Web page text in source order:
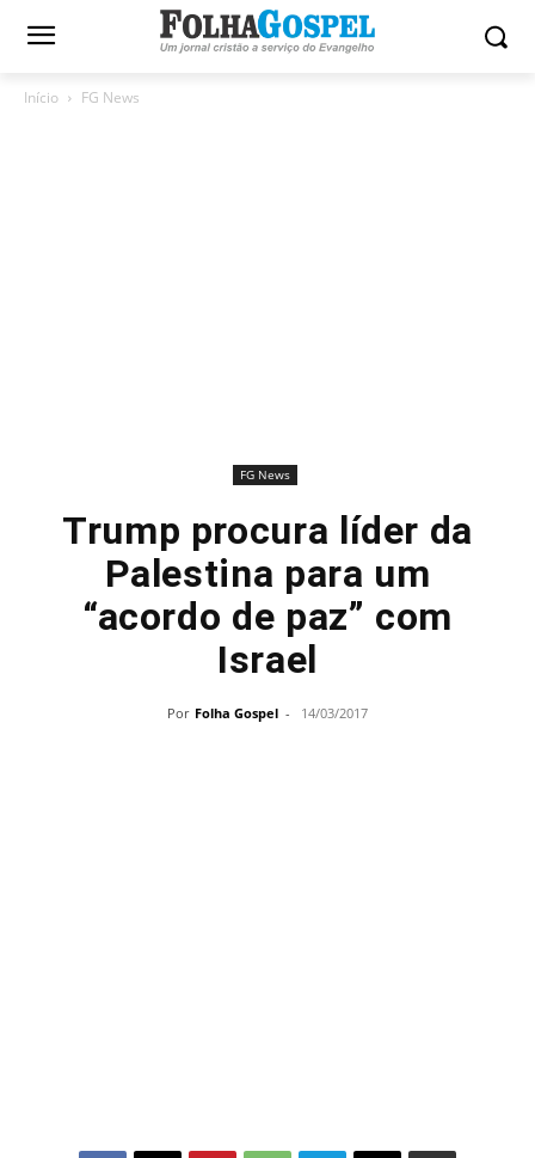
Início FG News
FG News
Trump procura líder da
Palestina para um
“acordo de paz” com
Israel
Por Folha Gospel - 14/03/2017